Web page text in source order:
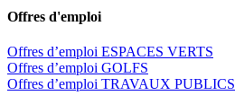
Offres d'emploi
Offres d’emploi ESPACES VERTS
Offres d’emploi GOLFS
Offres d’emploi TRAVAUX PUBLICS